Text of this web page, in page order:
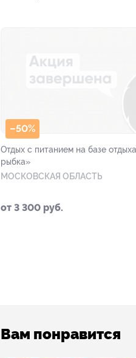
–50%
Отдых с питанием на базе
рыбка»
МОСКОВСКАЯ ОБЛАСТЬ
от 3 300 руб.
Вам понравится